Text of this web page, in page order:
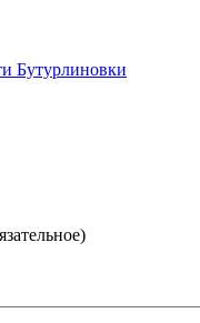
Бутурлиновки